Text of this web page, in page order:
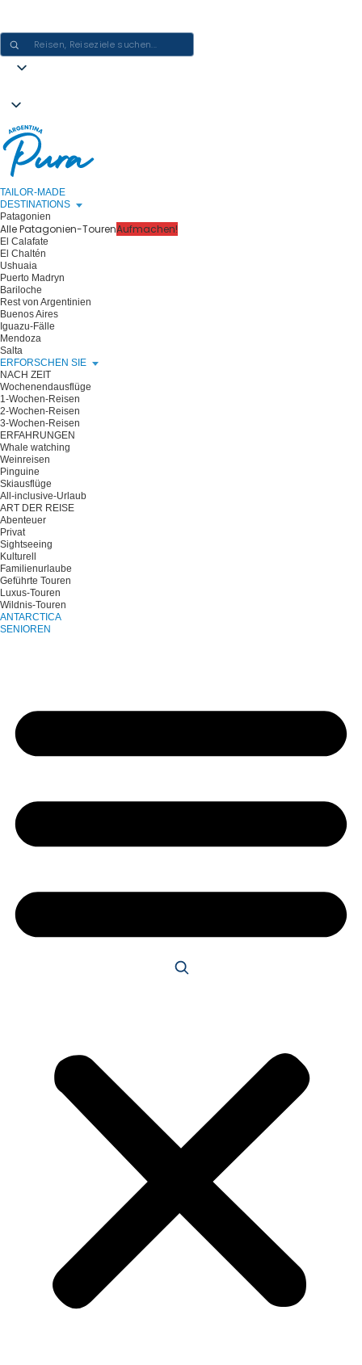
TAILOR-MADE
DESTINATIONS
Patagonien
Alle Patagonien-TourenAufmachen!
El Calafate
El Chaltén
Ushuaia
Puerto Madryn
Bariloche
Rest von Argentinien
Buenos Aires
Iguazu-Fälle
Mendoza
Salta
ERFORSCHEN SIE
NACH ZEIT
Wochenendausflüge
1-Wochen-Reisen
2-Wochen-Reisen
3-Wochen-Reisen
ERFAHRUNGEN
Whale watching
Weinreisen
Pinguine
Skiausflüge
All-inclusive-Urlaub
ART DER REISE
Abenteuer
Privat
Sightseeing
Kulturell
Familienurlaube
Geführte Touren
Luxus-Touren
Wildnis-Touren
ANTARCTICA
SENIOREN